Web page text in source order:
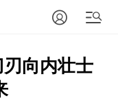
向内壮士